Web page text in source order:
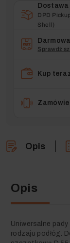
Dostawa
DPD
Shell)
Sprawdź
Kup
Opis
Opis
Uniwersalne
rodzaju podłóg.